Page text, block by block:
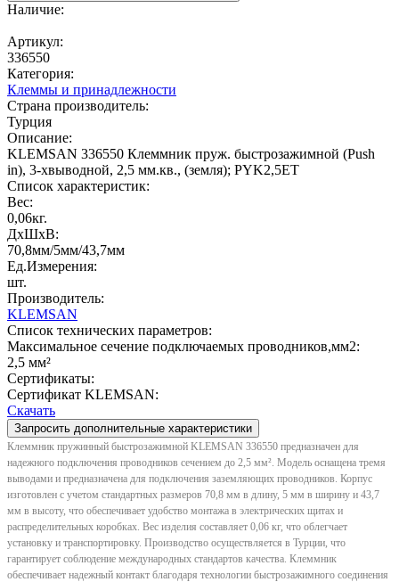
Наличие:
Артикул:
336550
Категория:
Клеммы и принадлежности
Страна производитель:
Турция
Описание:
KLEMSAN 336550 Клеммник пруж. быстрозажимной (Push
in), 3-хвыводной, 2,5 мм.кв., (земля); PYK2,5ET
Список характеристик:
Вес:
0,06кг.
ДxШxВ:
70,8мм/5мм/43,7мм
Ед.Измерения:
шт.
Производитель:
KLEMSAN
Список технических параметров:
Максимальное сечение подключаемых проводников,мм2:
2,5 мм²
Сертификаты:
Сертификат KLEMSAN:
Скачать
Запросить дополнительные характеристики
Клеммник пружинный быстрозажимной KLEMSAN 336550 предназначен для
надежного подключения проводников сечением до 2,5 мм². Модель оснащена тремя
выводами и предназначена для подключения заземляющих проводников. Корпус
изготовлен с учетом стандартных размеров 70,8 мм в длину, 5 мм в ширину и 43,7
мм в высоту, что обеспечивает удобство монтажа в электрических щитах и
распределительных коробках. Вес изделия составляет 0,06 кг, что облегчает
установку и транспортировку. Производство осуществляется в Турции, что
гарантирует соблюдение международных стандартов качества. Клеммник
обеспечивает надежный контакт благодаря технологии быстрозажимного соединения